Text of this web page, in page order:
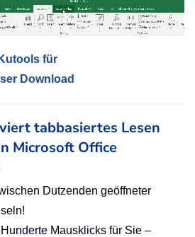
für
Download
tabbasiertes Lesen
Microsoft Office
Dutzenden geöffneter
Mausklicks für Sie –